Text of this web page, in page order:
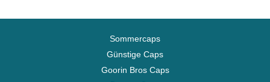
Sommercaps
Günstige Caps
Goorin Bros Caps